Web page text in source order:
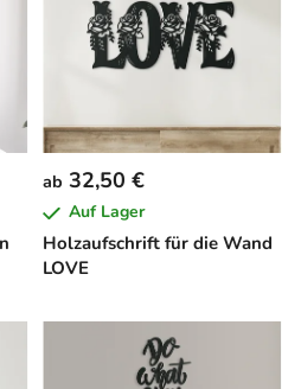
Holzaufschrift für die Wand
LOVE
ab 32,50 €
Auf Lager